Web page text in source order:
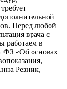
Перед любой
врача с
работаем в
ФЗ «Об основах
Резник,